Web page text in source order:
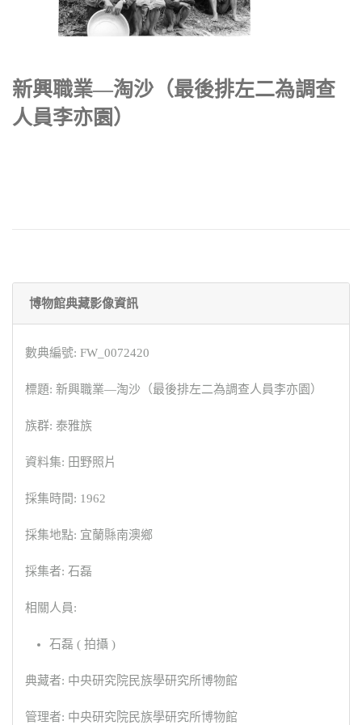
新興職業—淘沙（最後排左二為調查
人員李亦園）
博物館典藏影像資訊
數典編號: FW_0072420
標題: 新興職業—淘沙（最後排左二為調查人員李亦園）
族群: 泰雅族
資料集: 田野照片
採集時間: 1962
採集地點: 宜蘭縣南澳鄉
採集者: 石磊
相關人員:
石磊 ( 拍攝 )
典藏者: 中央研究院民族學研究所博物館
管理者: 中央研究院民族學研究所博物館